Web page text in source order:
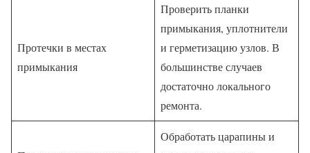
Протечки в местах
примыкания
Проверить планки
примыкания, уплотнители
и герметизацию узлов. В
большинстве случаев
достаточно локального
ремонта.
Обработать царапины и